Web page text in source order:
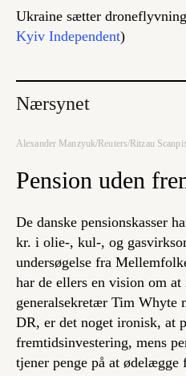
Ukraine sætter
Kyiv Independent)
Nærsynet
Alexander Manzyuk/Reuters/Ritzau
Pension uden
De danske pensionskasser
kr. i olie-, kul-, og
undersøgelse fra
har de ellers en vision om
generalsekretær Tim Whyte
DR, er det noget ironisk, at
fremtidsinvestering, mens
tjener penge på at ødelægge